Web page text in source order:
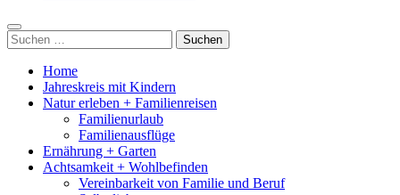
Suchen
nach:
Home
Jahreskreis mit Kindern
Natur erleben + Familienreisen
Familienurlaub
Familienausflüge
Ernährung + Garten
Achtsamkeit + Wohlbefinden
Vereinbarkeit von Familie und Beruf